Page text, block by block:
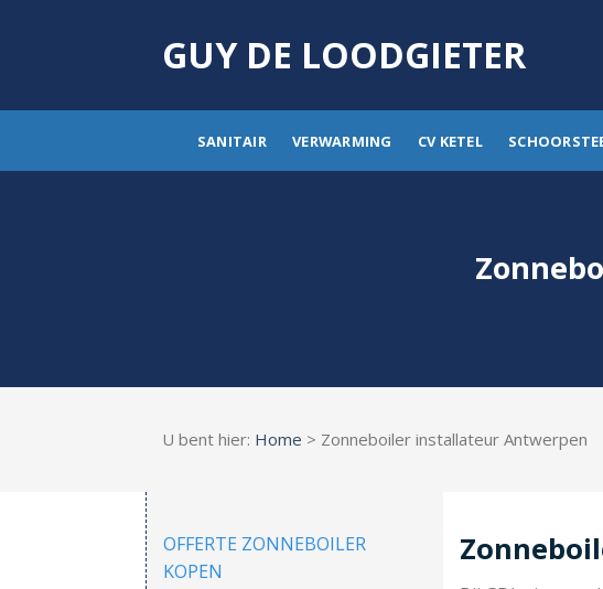
GUY DE LOODGIETER
SANITAIR VERWARMING CV KETEL
U bent hier: Home > Zonneboiler installateur Antwerpen
OFFERTE ZONNEBOILER
KOPEN